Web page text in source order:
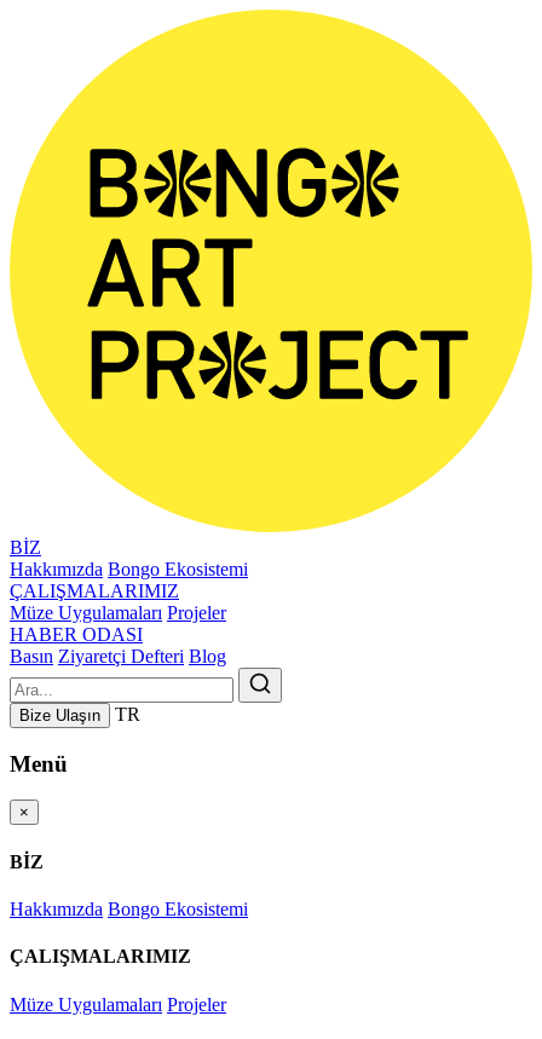
BİZ
Hakkımızda Bongo Ekosistemi
ÇALIŞMALARIMIZ
Müze Uygulamaları Projeler
HABER ODASI
Basın Ziyaretçi Defteri Blog
Bize Ulaşın TR
Menü
×
BİZ
Hakkımızda Bongo Ekosistemi
ÇALIŞMALARIMIZ
Müze Uygulamaları Projeler